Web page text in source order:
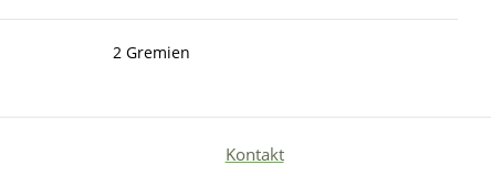
2 Gremien
Kontakt